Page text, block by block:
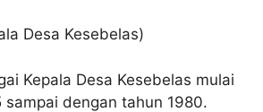
Desa Kesebelas)
Kepala Desa Kesebelas mulai
sampai dengan tahun 1980.